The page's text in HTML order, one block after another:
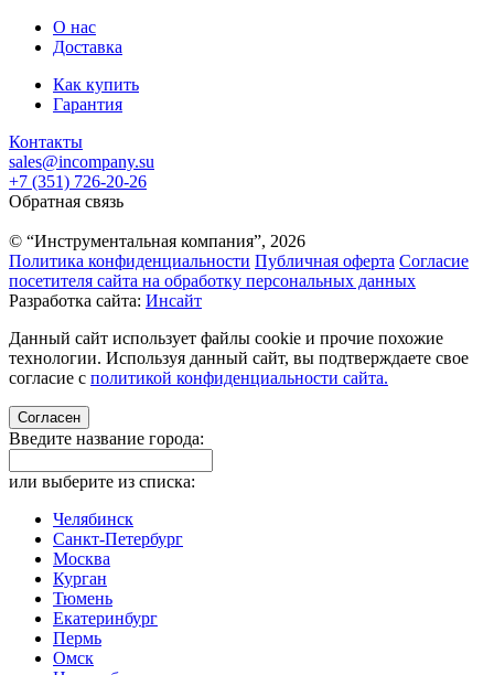
О нас
Доставка
Как купить
Гарантия
Контакты
sales@incompany.su
+7 (351) 726-20-26
Обратная связь
© “Инструментальная компания”, 2026
Политика конфиденциальности Публичная оферта Согласие
посетителя сайта на обработку персональных данных
Разработка сайта: Инсайт
Данный сайт использует файлы cookie и прочие похожие
технологии. Используя данный сайт, вы подтверждаете свое
согласие с политикой конфиденциальности сайта.
Согласен
Введите название города:
или выберите из списка:
Челябинск
Санкт-Петербург
Москва
Курган
Тюмень
Екатеринбург
Пермь
Омск